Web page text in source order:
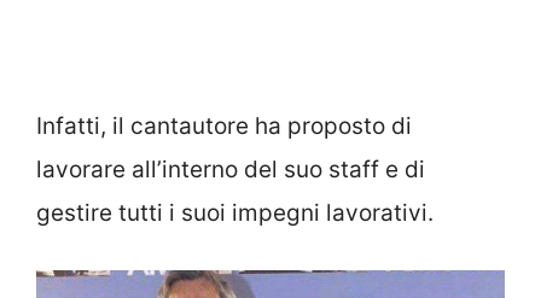
Infatti, il cantautore ha proposto di
lavorare all’interno del suo staff e di
gestire tutti i suoi impegni lavorativi.